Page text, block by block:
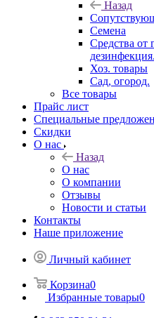
Назад
Семена
Средства от
дезинфекция.
Хоз. товары
Сад, огород.
Все товары
Прайс лист
Специальные
Скидки
О нас
Назад
О нас
О компании
Отзывы
Новости и статьи
Контакты
Наше приложение
Личный кабинет
Корзина0
Избранные товары0